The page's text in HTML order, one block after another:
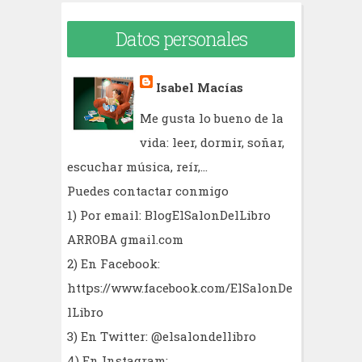
Datos personales
Isabel Macías
Me gusta lo bueno de la
vida: leer, dormir, soñar,
escuchar música, reír,...
Puedes contactar conmigo
1) Por email: BlogElSalonDelLibro
ARROBA gmail.com
2) En Facebook:
https://www.facebook.com/ElSalonDe
lLibro
3) En Twitter: @elsalondellibro